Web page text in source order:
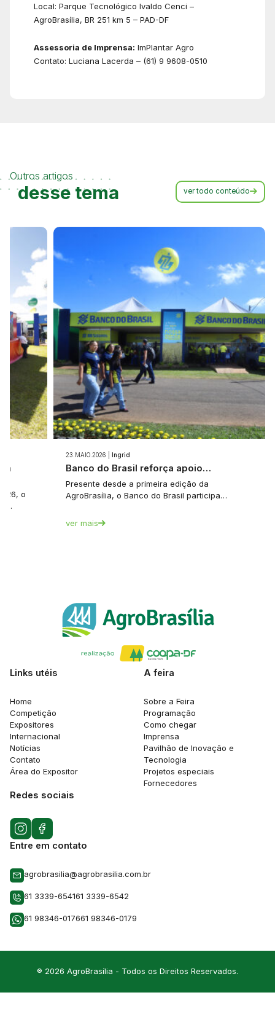
Local: Parque Tecnológico Ivaldo Cenci –
AgroBrasília, BR 251 km 5 – PAD-DF
Assessoria de Imprensa: ImPlantar Agro
Contato: Luciana Lacerda – (61) 9 9608-0510
Outros artigos
desse tema ver todo conteúdo
o
23.MAIO.2026 | Ingrid
Banco do Brasil reforça apoio…
Presente desde a primeira edição da
AgroBrasília, o Banco do Brasil participa…
ver mais
Links utéis
Home
Competição
Expositores
Internacional
Notícias
Contato
Área do Expositor
A feira
Sobre a Feira
Programação
Como chegar
Imprensa
Pavilhão de Inovação e
Tecnologia
Projetos especiais
Fornecedores
Redes sociais
Entre em contato
agrobrasilia@agrobrasilia.com.br
61 3339-654161 3339-6542
61 98346-017661 98346-0179
® 2026 AgroBrasília - Todos os Direitos Reservados.